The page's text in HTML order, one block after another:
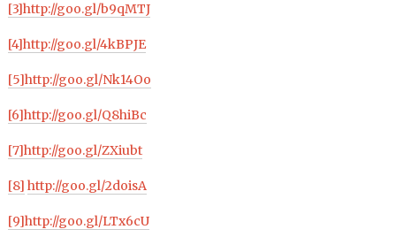
[3]http://goo.gl/b9qMTJ
[4]http://goo.gl/4kBPJE
[5]http://goo.gl/Nk14Oo
[6]http://goo.gl/Q8hiBc
[7]http://goo.gl/ZXiubt
[8] http://goo.gl/2doisA
[9]http://goo.gl/LTx6cU